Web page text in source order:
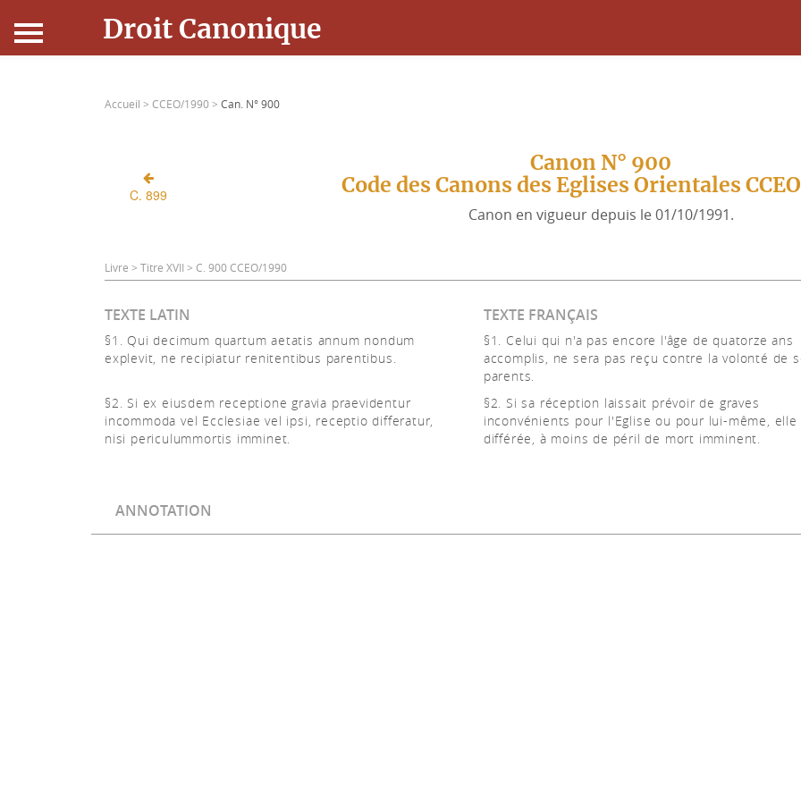
Droit Canonique
Connexion
Accueil > CCEO/1990 > Can. N° 900
C. 899
Canon N° 900
Code des Canons des Eglises Orientales
Canon en vigueur depuis le 01/10/1991.
Livre > Titre XVII > C. 900 CCEO/1990
TEXTE LATIN TEXTE FRANÇAIS
§1. Qui decimum quartum aetatis annum nondum
explevit, ne recipiatur renitentibus parentibus.
§1. Celui qui n'a pas encore l'âge de quatorze ans
accomplis, ne sera pas reçu contre la volonté de
parents.
§2. Si ex eiusdem receptione gravia praevidentur
incommoda vel Ecclesiae vel ipsi, receptio differatur,
nisi periculummortis imminet.
§2. Si sa réception laissait prévoir de graves
inconvénients pour l'Eglise ou pour lui-même, elle
différée, à moins de péril de mort imminent.
ANNOTATION